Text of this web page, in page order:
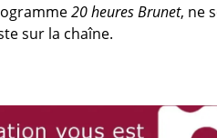
20 heures Brunet, ne
sur la chaîne.